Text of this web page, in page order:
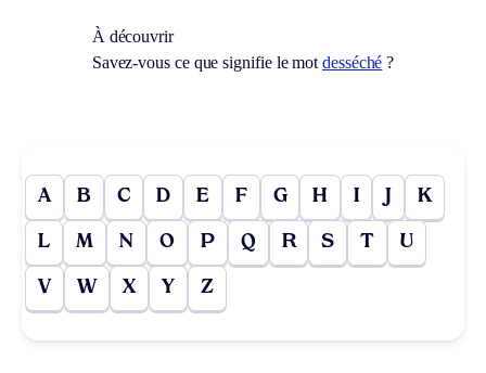
À découvrir
Savez-vous ce que signifie le motdesséché ?
A B C D E F G H I J K
L M N O P Q R S T U
V W X Y Z